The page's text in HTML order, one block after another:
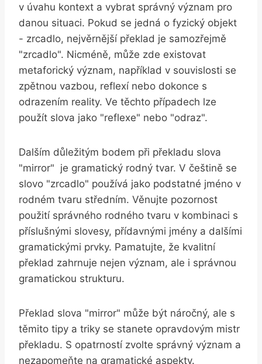
⁤v úvahu kontext ⁢a vybrat správný ‍význam‍ pro
danou situaci. Pokud se jedná o ‌fyzický objekt
‌- zrcadlo, nejvěrnější ‌překlad je samozřejmě​
"zrcadlo". Nicméně, může ⁣zde existovat
metaforický význam, například v souvislosti ‍se
‌zpětnou ‌vazbou, reflexí nebo dokonce ⁢s⁢
odrazením reality. ‌Ve těchto případech lze
použít slova jako "reflexe" nebo​ "odraz".
Dalším důležitým bodem ‌při překladu ⁤slova
"mirror" ⁣ je gramatický⁤ rodný tvar. V češtině se
slovo "zrcadlo" používá jako podstatné jméno v​
rodném tvaru středním. Věnujte pozornost
použití‍ správného rodného‌ tvaru⁤ v kombinaci ​s
příslušnými slovesy, přídavnými‌ jmény a dalšími
⁤gramatickými prvky. Pamatujte, že kvalitní
⁢překlad zahrnuje⁢ nejen význam, ale i‍ správnou
gramatickou‌ strukturu.
Překlad slova "mirror" může být ‍náročný, ale​ s
těmito​ tipy a triky se stanete⁣ opravdovým mistr‍
překladu. S opatrností ⁤zvolte‌ správný význam a
nezapomeňte​ na‍ gramatické ‌aspekty.